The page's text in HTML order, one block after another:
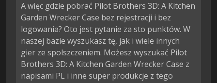
A więc gdzie pobrać Pilot Brothers 3D: A Kitchen
Garden Wrecker Case bez rejestracji i bez
logowania? Oto jest pytanie za sto punktów. W
naszej bazie wyszukasz tę, jak i wiele innych
gier ze spolszczeniem. Możesz wyszukać Pilot
Brothers 3D: A Kitchen Garden Wrecker Case z
napisami PL i inne super produkcje z tego